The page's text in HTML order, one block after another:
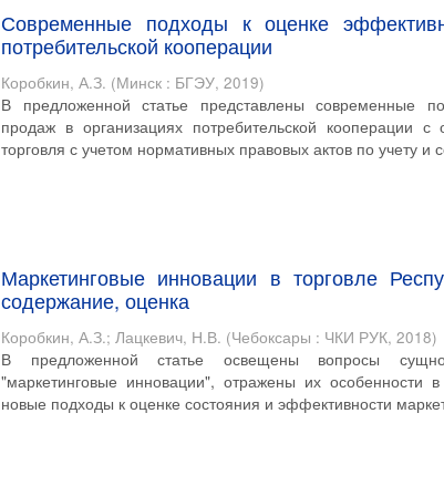
Современные подходы к оценке
потребительской кооперации
Коробкин, А.З. (Минск : БГЭУ,2019)
В предложенной статье представлены современные
продаж в организациях потребительской кооперации
торговля с учетом нормативных правовых актов по учету и
Маркетинговые инновации в торговле
содержание, оценка
Коробкин, А.З.;Лацкевич, Н.В. (Чебоксары : ЧКИ РУК,2018)
В предложенной статье освещены вопросы
"маркетинговые инновации", отражены их особенности
новые подходы к оценке состояния и эффективности